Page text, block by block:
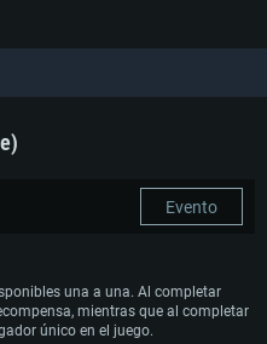
Evento
una a una. Al completar
mientras que al completar
único en el juego.